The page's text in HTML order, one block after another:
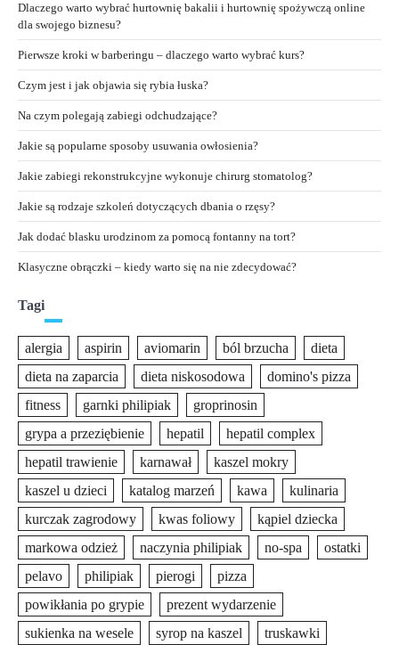
Dlaczego warto wybrać hurtownię bakalii i hurtownię spożywczą online
dla swojego biznesu?
Pierwsze kroki w barberingu – dlaczego warto wybrać kurs?
Czym jest i jak objawia się rybia łuska?
Na czym polegają zabiegi odchudzające?
Jakie są popularne sposoby usuwania owłosienia?
Jakie zabiegi rekonstrukcyjne wykonuje chirurg stomatolog?
Jakie są rodzaje szkoleń dotyczących dbania o rzęsy?
Jak dodać blasku urodzinom za pomocą fontanny na tort?
Klasyczne obrączki – kiedy warto się na nie zdecydować?
Tagi
alergia aspirin aviomarin ból brzucha
dieta
dieta na zaparcia
dieta niskosodowa
domino's pizza
fitness
garnki philipiak
groprinosin
grypa a przeziębienie
hepatil
hepatil complex
hepatil trawienie
karnawał
kaszel mokry
kaszel u dzieci
katalog marzeń kawa
kulinaria
kurczak zagrodowy
kwas foliowy
kąpiel dziecka
markowa odzież
naczynia philipiak no-spa
ostatki
pelavo
philipiak pierogi
pizza
powikłania po grypie
prezent wydarzenie
sukienka na wesele
syrop na kaszel truskawki